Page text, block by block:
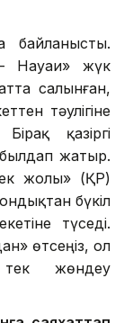
байланысты.
— Науаи» жүк
салынған,
тәулігіне
қазіргі
жатыр.
жолы» (ҚР)
бүкіл
түседі.
өтсеңіз, ол
жөндеу